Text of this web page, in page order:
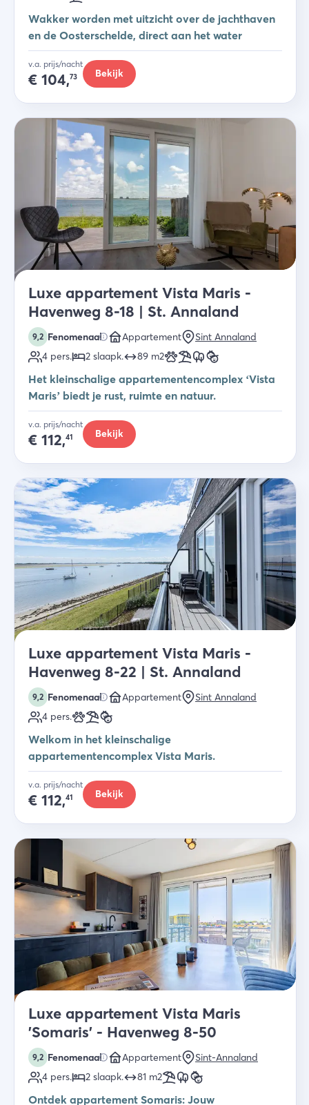
Wakker worden met uitzicht over de jachthaven
en de Oosterschelde, direct aan het water
v.a. prijs/nacht
€ 104,73 Bekijk
Luxe appartement Vista Maris -
Havenweg 8-18 | St. Annaland
9,2 Fenomenaal Appartement
Sint Annaland
4 pers. 2 slaapk. 89 m2
Het kleinschalige appartementencomplex ‘Vista
Maris’ biedt je rust, ruimte en natuur.
v.a. prijs/nacht
€ 112,41 Bekijk
Luxe appartement Vista Maris -
Havenweg 8-22 | St. Annaland
9,2 Fenomenaal Appartement
Sint Annaland
4 pers.
Welkom in het kleinschalige
appartementencomplex Vista Maris.
v.a. prijs/nacht
€ 112,41 Bekijk
Luxe appartement Vista Maris
'Somaris' - Havenweg 8-50
9,2 Fenomenaal Appartement
Sint-Annaland
4 pers. 2 slaapk. 81 m2
Ontdek appartement Somaris: Jouw